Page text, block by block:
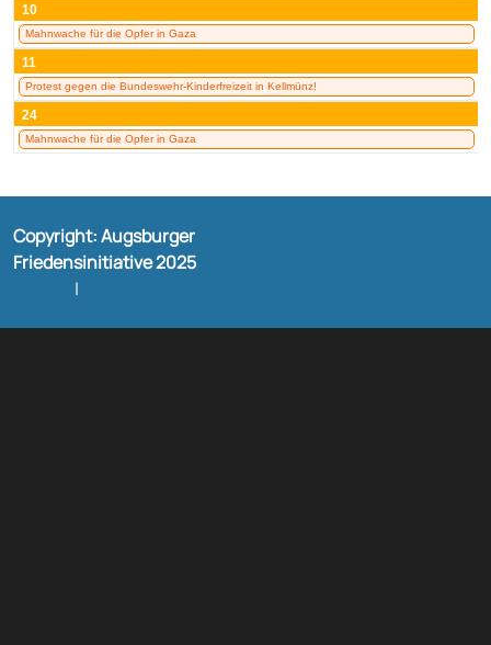
10
Mahnwache für die Opfer in Gaza
11
Protest gegen die Bundeswehr-Kinderfreizeit in Kellmünz!
24
Mahnwache für die Opfer in Gaza
Copyright: Augsburger
Friedensinitiative 2025
|